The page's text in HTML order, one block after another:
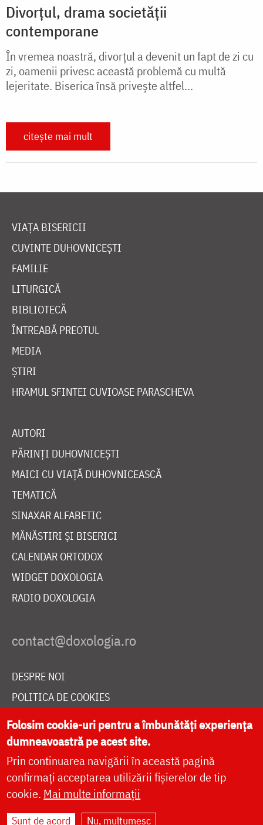
Divorțul, drama societății
contemporane
În vremea noastră, divorțul a devenit un fapt de zi cu
zi, oamenii privesc această problemă cu multă
lejeritate. Biserica însă privește altfel...
citește mai mult
VIAȚA BISERICII
CUVINTE DUHOVNICEȘTI
FAMILIE
LITURGICĂ
BIBLIOTECĂ
ÎNTREABĂ PREOTUL
MEDIA
ȘTIRI
HRAMUL SFINTEI CUVIOASE PARASCHEVA
AUTORI
PĂRINȚI DUHOVNICEȘTI
MAICI CU VIAȚĂ DUHOVNICEASCĂ
TEMATICĂ
SINAXAR ALFABETIC
MĂNĂSTIRI ȘI BISERICI
CALENDAR ORTODOX
WIDGET DOXOLOGIA
RADIO DOXOLOGIA
DESPRE NOI
POLITICA DE COOKIES
DONEAZĂ ONLINE PENTRU CATEDRALA NAȚIONALĂ
LIVE
Site dezvoltat deDOXOLOGIA MEDIA
Folosim cookie-uri pentru a îmbunătăți experiența
dumneavoastră pe acest site.
Prin continuarea navigării în această pagină
confirmați acceptarea utilizării fișierelor de tip
cookie. Mai multe informații
Sunt de acord Nu, mulțumesc